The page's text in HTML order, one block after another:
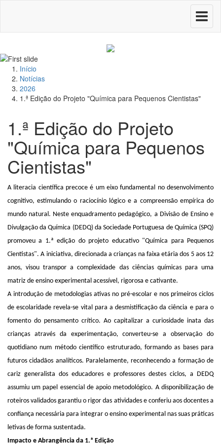
Toggle
Início
Notícias
2026
1.ª Edição do Projeto "Química para Pequenos Cientistas"
1.ª Edição do Projeto
"Química para Pequenos
Cientistas"
A literacia científica precoce é um eixo fundamental no desenvolvimento
cognitivo, estimulando o raciocínio lógico e a compreensão empírica do
mundo natural. Neste enquadramento pedagógico, a Divisão de Ensino e
Divulgação da Química (DEDQ) da Sociedade Portuguesa de Química (SPQ)
promoveu a 1.ª edição do projeto educativo "Química para Pequenos
Cientistas". A iniciativa, direcionada a crianças na faixa etária dos 5 aos 12
anos, visou transpor a complexidade das ciências químicas para uma
matriz de ensino experimental acessível, rigorosa e cativante.
A introdução de metodologias ativas no pré-escolar e nos primeiros ciclos
de escolaridade revela-se vital para a desmistificação da ciência e para o
fomento do pensamento crítico. Ao capitalizar a curiosidade inata das
crianças através da experimentação, converteu-se a observação do
quotidiano num método científico estruturado, formando as bases para
futuros cidadãos analíticos. Paralelamente, reconhecendo a formação de
cariz generalista dos educadores e professores destes ciclos, a DEDQ
assumiu um papel essencial de apoio metodológico. A disponibilização de
roteiros validados garantiu o rigor das atividades e conferiu aos docentes a
confiança necessária para integrar o ensino experimental nas suas práticas
letivas de forma sustentada.
Impacto e Abrangência da 1.ª Edição